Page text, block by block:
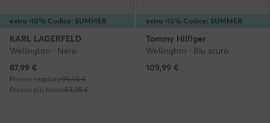
extra -10% Codice: SUMMER
KARL LAGERFELD
Wellington · Nero
Prezzo attuale
87,99 €
Prezzo regolare99,95 €
Prezzo più basso53,95 €
extra -15% Codice: SUMMER
Tommy Hilfiger
Wellington · Blu scuro
109,99 €